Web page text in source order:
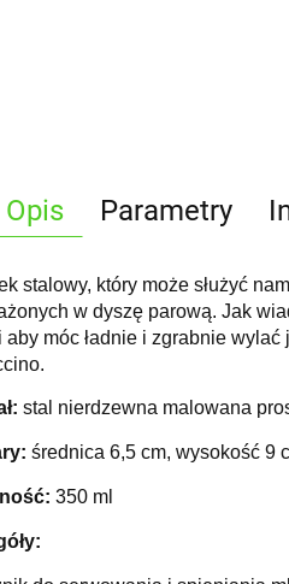
Opis Parametry
stalowy, który może służyć
w dyszę parową. Jak
aby móc ładnie i zgrabnie
stal nierdzewna malowana
średnica 6,5 cm, wysokość 9
350 ml